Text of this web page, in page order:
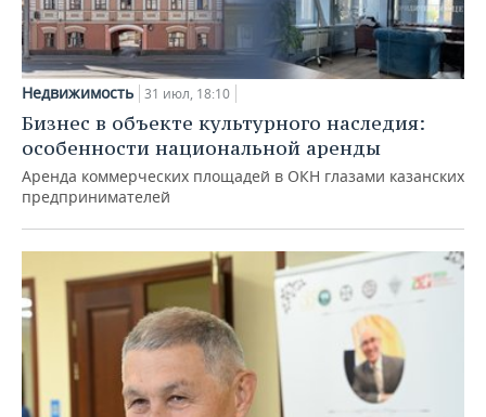
Недвижимость 31 июл, 18:10
Бизнес в объекте культурного наследия:
особенности национальной аренды
Аренда коммерческих площадей в ОКН глазами казанских
предпринимателей